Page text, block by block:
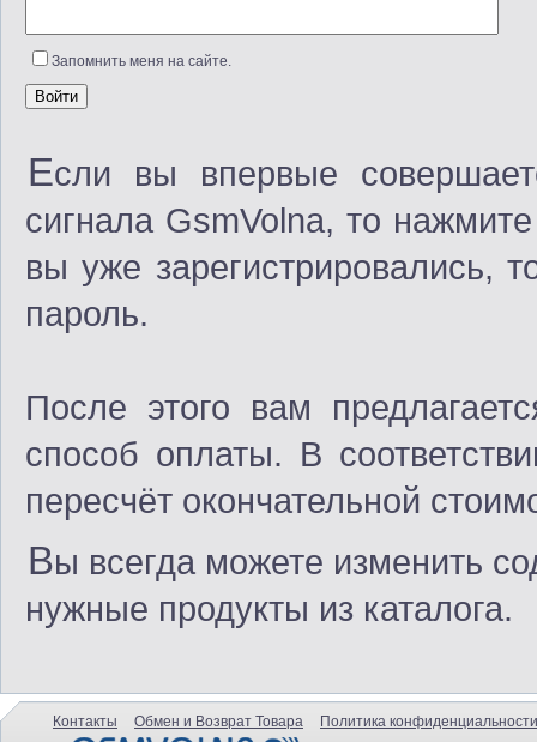
Запомнить меня на сайте.
Если вы впервые
сигнала GsmVolna, то
вы уже зарегистрировались,
пароль.
После этого вам
способ оплаты. В
пересчёт окончательной
Вы всегда можете изменить
нужные продукты из каталога.
Контакты Обмен и Возврат Товара Политика